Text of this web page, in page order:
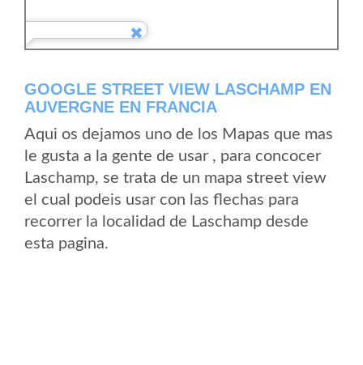
GOOGLE STREET VIEW LASCHAMP EN
AUVERGNE EN FRANCIA
Aqui os dejamos uno de los Mapas que mas
le gusta a la gente de usar , para concocer
Laschamp, se trata de un mapa street view
el cual podeis usar con las flechas para
recorrer la localidad de Laschamp desde
esta pagina.